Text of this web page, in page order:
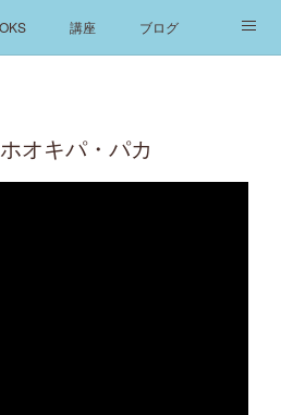
講座 ブログ
オキパ・パカ